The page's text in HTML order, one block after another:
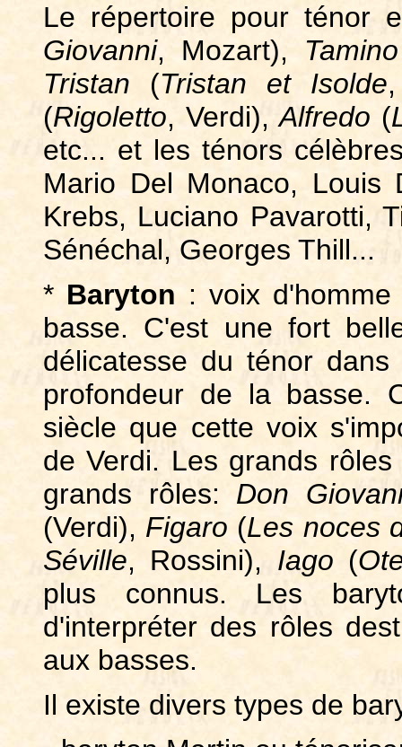
Le répertoire pour ténor
Giovanni, Mozart), Tamino
Tristan (Tristan et Isolde
(Rigoletto, Verdi),Alfredo (
etc... et les ténors
Mario Del Monaco, Louis
Krebs, Luciano Pavarotti,
Sénéchal, Georges Thill...
* Baryton : voix
basse. C'est une fort
délicatesse du ténor
profondeur de la basse.
siècle que cette voix
de Verdi. Les grands
grands rôles: Don
(Verdi), Figaro (Les noces
Séville, Rossini), Iago (
plus connus. Les
d'interpréter des rôles
aux basses.
Il existe divers types de